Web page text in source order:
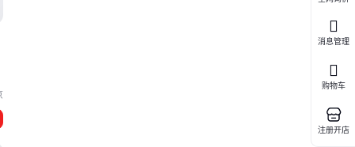
消息管理
购物车
注册开店